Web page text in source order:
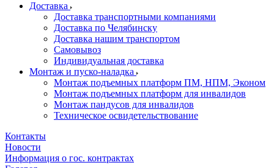
Доставка
Доставка транспортными компаниями
Доставка по Челябинску
Доставка нашим транспортом
Самовывоз
Индивидуальная доставка
Монтаж и пуско-наладка
Монтаж подъемных платформ ПМ, НПМ, Эконом
Монтаж подъемных платформ для инвалидов
Монтаж пандусов для инвалидов
Техническое освидетельствование
Контакты
Новости
Информация о гос. контрактах